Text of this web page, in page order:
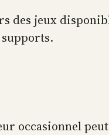
des jeux
supports.
occasionnel